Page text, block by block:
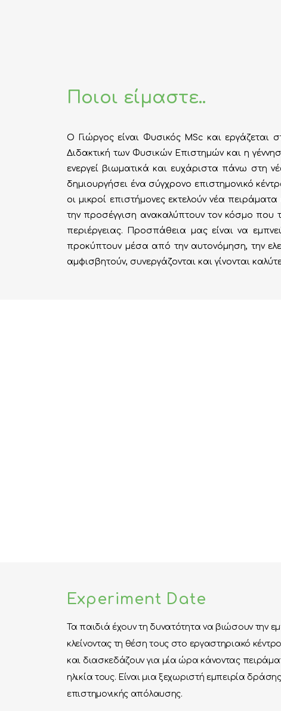
Ποιοι είμαστε..
Ο Γιώργος είναι Φυσικός MSc και
Διδακτική των Φυσικών Επιστημών και η
ενεργεί βιωματικά και ευχάριστα πάνω στη
δημιουργήσει ένα σύγχρονο επιστημονικό
οι μικροί επιστήμονες εκτελούν νέα
την προσέγγιση ανακαλύπτουν τον κόσμο που
περιέργειας. Προσπάθεια μας είναι να
προκύπτουν μέσα από την αυτονόμηση, την
αμφισβητούν, συνεργάζονται και γίνονται
Experiment Date
Τα παιδιά έχουν τη δυνατότητα να βιώσουν την
κλείνοντας τη θέση τους στο εργαστηριακό
και διασκεδάζουν για μία ώρα κάνοντας
ηλικία τους. Είναι μια ξεχωριστή εμπειρία
επιστημονικής απόλαυσης.